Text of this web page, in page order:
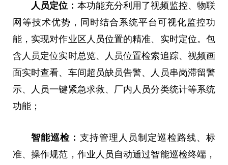
人员定位： 本功能充分利用了视频监控、物联
网等技术优势，同时结合系统平台可视化监控功
能，实现对作业区人员位置的精准、实时定位。包
含人员定位实时总览、人员位置检索追踪、视频画
面实时查看、车间超员缺员告警、人员串岗滞留警
示、人员一键紧急求救、厂内人员分类统计等系统
功能；
智能巡检： 支持管理人员制定巡检路线、标
准、操作规范，作业人员自动通过智能巡检终端，